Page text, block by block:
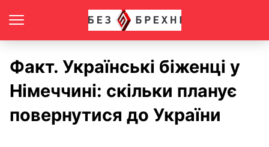
Факт. Українські біженці у
Німеччині: скільки планує
повернутися до України